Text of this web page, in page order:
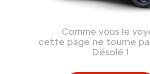
Comme vous le
cette page ne tourne
Désolé !